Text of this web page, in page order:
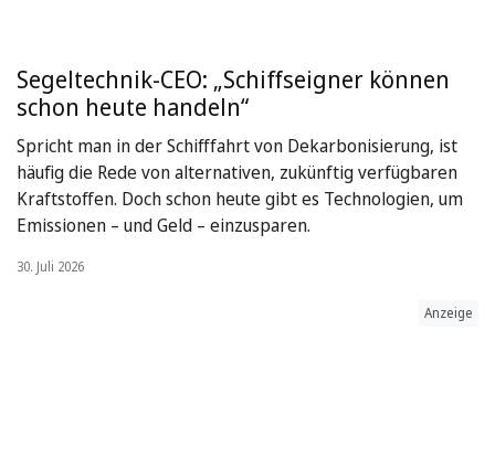
Segeltechnik-CEO: „Schiffseigner können
schon heute handeln“
Spricht man in der Schifffahrt von Dekarbonisierung, ist
häufig die Rede von alternativen, zukünftig verfügbaren
Kraftstoffen. Doch schon heute gibt es Technologien, um
Emissionen – und Geld – einzusparen.
30. Juli 2026
Anzeige